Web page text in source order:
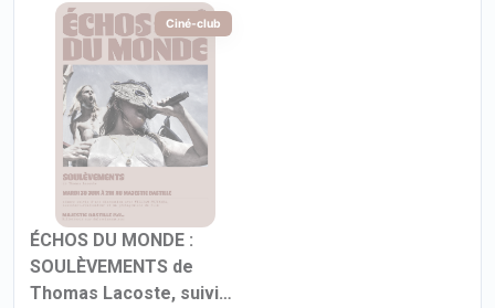
Ciné-club
ÉCHOS DU MONDE :
SOULÈVEMENTS de
Thomas Lacoste, suivi